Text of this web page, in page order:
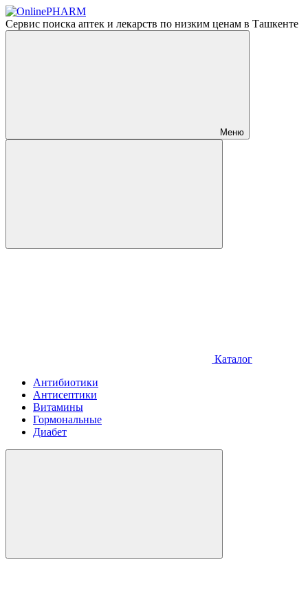
Сервис поиска аптек и лекарств по низким ценам в Ташкенте
Меню
Каталог
Антибиотики
Антисептики
Витамины
Гормональные
Диабет